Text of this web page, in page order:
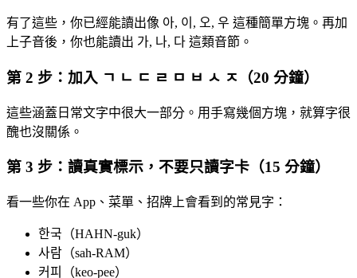
有了這些，你已經能讀出像 아, 이, 오, 우 這種簡單方塊。再加
上子音後，你也能讀出 가, 나, 다 這類音節。
第 2 步：加入 ㄱ ㄴ ㄷ ㄹ ㅁ ㅂ ㅅ ㅈ（20 分鐘）
這些涵蓋日常文字中很大一部分。用手寫幾個方塊，就算字很
醜也沒關係。
第 3 步：讀真實標示，不要只讀字卡（15 分鐘）
看一些你在 App、菜單、招牌上會看到的常見字：
한국（HAHN-guk）
사람（sah-RAM）
커피（keo-pee）